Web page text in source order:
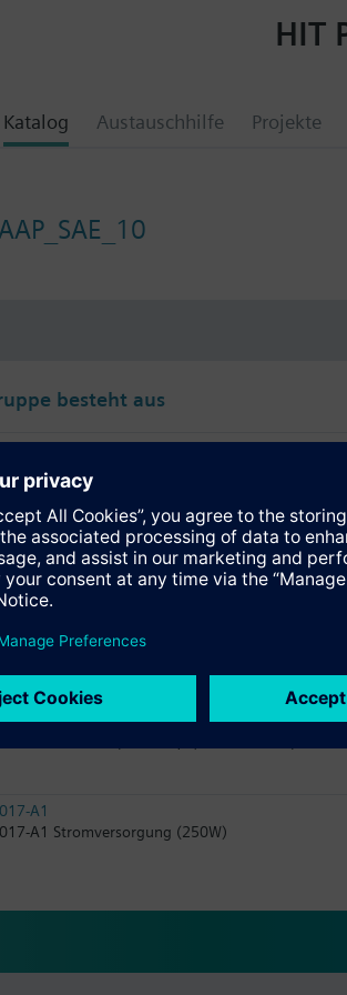
Katalog Austauschhilfe Projekte
HIT
besteht aus
Set (150 W, B)
A1
(12 V, 65 Ah, VdS)
(Large)
AA
A1
A1 Stromversorgung (250W)